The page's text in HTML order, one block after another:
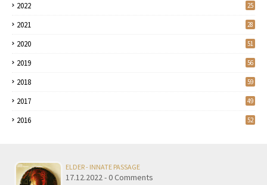
2022 25
2021 28
2020 51
2019 56
2018 59
2017 49
2016 52
ELDER - INNATE PASSAGE
17.12.2022 - 0 Comments